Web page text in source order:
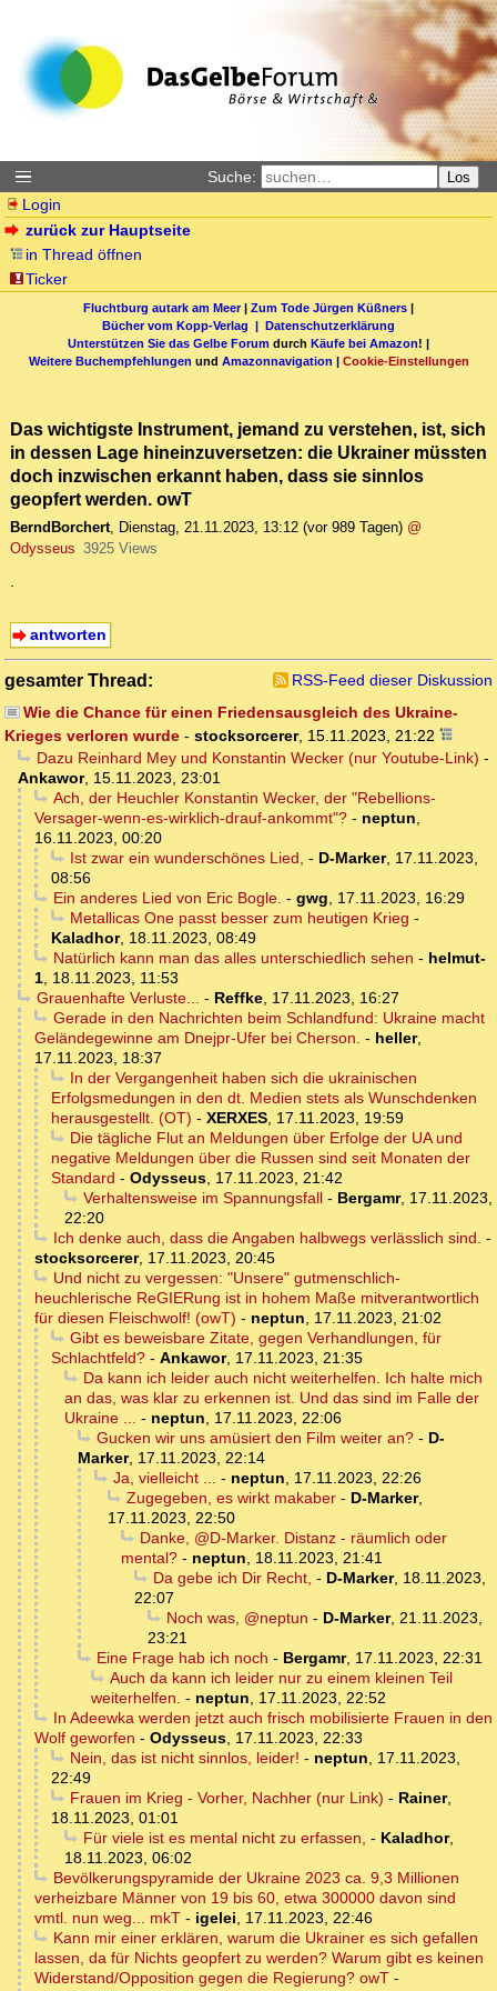
Suche: Los
Login
zurück zur Hauptseite
in Thread öffnen
Ticker
Fluchtburg autark am Meer| Zum Tode Jürgen Küßners |
Bücher vom Kopp-Verlag | Datenschutzerklärung
Unterstützen Sie das Gelbe Forum durch Käufe bei Amazon! |
Weitere Buchempfehlungen und Amazonnavigation | Cookie-Einstellungen
Das wichtigste Instrument, jemand zu verstehen, ist, sich
in dessen Lage hineinzuversetzen: die Ukrainer müssten
doch inzwischen erkannt haben, dass sie sinnlos
geopfert werden. owT
BerndBorchert, Dienstag, 21.11.2023, 13:12 (vor 989 Tagen) @
Odysseus 3925 Views
.
antworten
gesamter Thread:
RSS-Feed dieser Diskussion
Wie die Chance für einen Friedensausgleich des Ukraine-
Krieges verloren wurde - stocksorcerer, 15.11.2023, 21:22
Dazu Reinhard Mey und Konstantin Wecker (nur Youtube-Link) -
Ankawor, 15.11.2023, 23:01
Ach, der Heuchler Konstantin Wecker, der "Rebellions-
Versager-wenn-es-wirklich-drauf-ankommt"? - neptun,
16.11.2023, 00:20
Ist zwar ein wunderschönes Lied, - D-Marker, 17.11.2023,
08:56
Ein anderes Lied von Eric Bogle. - gwg, 17.11.2023, 16:29
Metallicas One passt besser zum heutigen Krieg -
Kaladhor, 18.11.2023, 08:49
Natürlich kann man das alles unterschiedlich sehen - helmut-
1, 18.11.2023, 11:53
Grauenhafte Verluste... - Reffke, 17.11.2023, 16:27
Gerade in den Nachrichten beim Schlandfund: Ukraine macht
Geländegewinne am Dnejpr-Ufer bei Cherson. - heller,
17.11.2023, 18:37
In der Vergangenheit haben sich die ukrainischen
Erfolgsmedungen in den dt. Medien stets als Wunschdenken
herausgestellt. (OT) - XERXES, 17.11.2023, 19:59
Die tägliche Flut an Meldungen über Erfolge der UA und
negative Meldungen über die Russen sind seit Monaten der
Standard - Odysseus, 17.11.2023, 21:42
Verhaltensweise im Spannungsfall- Bergamr, 17.11.2023,
22:20
Ich denke auch, dass die Angaben halbwegs verlässlich sind. -
stocksorcerer, 17.11.2023, 20:45
Und nicht zu vergessen: "Unsere" gutmenschlich-
heuchlerische ReGIERung ist in hohem Maße mitverantwortlich
für diesen Fleischwolf! (owT) - neptun, 17.11.2023, 21:02
Gibt es beweisbare Zitate, gegen Verhandlungen, für
Schlachtfeld? - Ankawor, 17.11.2023, 21:35
Da kann ich leider auch nicht weiterhelfen. Ich halte mich
an das, was klar zu erkennen ist. Und das sind im Falle der
Ukraine ... - neptun, 17.11.2023, 22:06
Gucken wir uns amüsiert den Film weiter an?- D-
Marker, 17.11.2023, 22:14
Ja, vielleicht ... - neptun, 17.11.2023, 22:26
Zugegeben, es wirkt makaber- D-Marker,
17.11.2023, 22:50
Danke, @D-Marker. Distanz - räumlich oder
mental? - neptun, 18.11.2023, 21:41
Da gebe ich Dir Recht, - D-Marker, 18.11.2023,
22:07
Noch was, @neptun - D-Marker, 21.11.2023,
23:21
Eine Frage hab ich noch - Bergamr, 17.11.2023, 22:31
Auch da kann ich leider nur zu einem kleinen Teil
weiterhelfen. - neptun, 17.11.2023, 22:52
In Adeewka werden jetzt auch frisch mobilisierte Frauen in den
Wolf geworfen - Odysseus, 17.11.2023, 22:33
Nein, das ist nicht sinnlos, leider! - neptun, 17.11.2023,
22:49
Frauen im Krieg - Vorher, Nachher (nur Link) - Rainer,
18.11.2023, 01:01
Für viele ist es mental nicht zu erfassen, - Kaladhor,
18.11.2023, 06:02
Bevölkerungspyramide der Ukraine 2023 ca. 9,3 Millionen
verheizbare Männer von 19 bis 60, etwa 300000 davon sind
vmtl. nun weg... mkT - igelei, 17.11.2023, 22:46
Kann mir einer erklären, warum die Ukrainer es sich gefallen
lassen, da für Nichts geopfert zu werden? Warum gibt es keinen
Widerstand/Opposition gegen die Regierung? owT -